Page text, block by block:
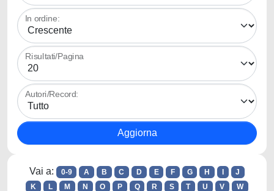
In ordine:
Risultati/Pagina
Autori/Record:
Vai a: 0-9 A B C D E F G H
J
K
L M N O P Q R S T U V
W